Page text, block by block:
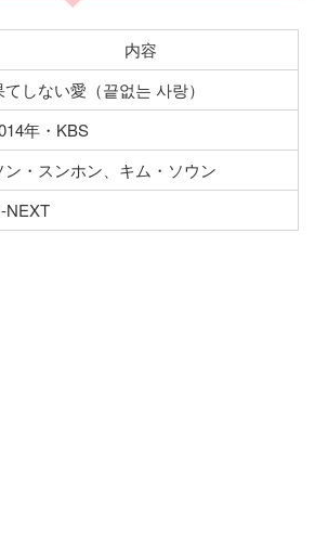
内容
てしない愛（끝없는 사랑）
年・KBS
ン・スンホン、キム・ソウン
NEXT